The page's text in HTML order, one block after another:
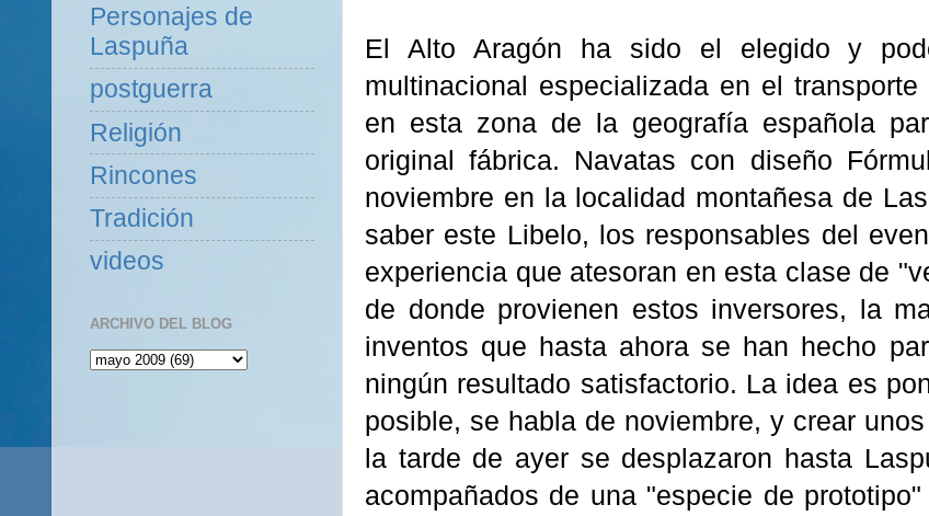
El Alto Aragón ha sido el elegido y
multinacional especializada en el
en esta zona de la geografía española
original fábrica. Navatas con diseño
noviembre en la localidad montañesa de
saber este Libelo, los responsables del
experiencia que atesoran en esta clase de
de donde provienen estos inversores, la
inventos que hasta ahora se han hecho
ningún resultado satisfactorio. La idea es
posible, se habla de noviembre, y crear
la tarde de ayer se desplazaron hasta
acompañados de una "especie de
Personajes de
Laspuña
postguerra
Religión
Rincones
Tradición
videos
ARCHIVO DEL BLOG